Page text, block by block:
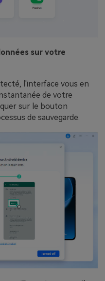
sur votre
l'interface vous en
de votre
sur le bouton
de sauvegarde.